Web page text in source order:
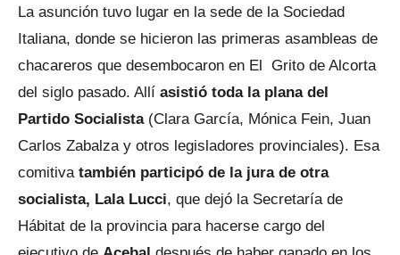
La asunción tuvo lugar en la sede de la Sociedad
Italiana, donde se hicieron las primeras asambleas de
chacareros que desembocaron en El Grito de Alcorta
del siglo pasado. Allí asistió toda la plana del
Partido Socialista(Clara García, Mónica Fein, Juan
Carlos Zabalza y otros legisladores provinciales). Esa
comitiva también participó de la jura de otra
socialista, Lala Lucci, que dejó la Secretaría de
Hábitat de la provincia para hacerse cargo del